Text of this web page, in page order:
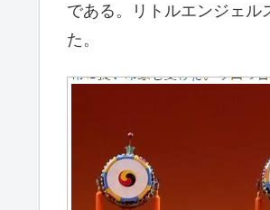
である。リトルエンジェ
た。